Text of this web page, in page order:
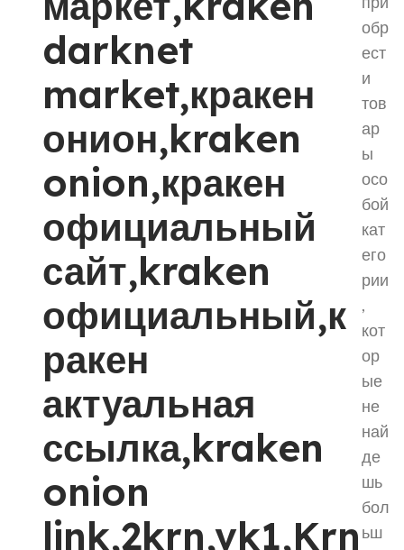
darknet
market,кракен
онион,kraken
onion,кракен
официальный
сайт,kraken
официальный,к
ракен
актуальная
ссылка,kraken
onion
link,2krn,vk1,Krn
обр
ест
и
тов
ар
ы
осо
бой
кат
его
рии
,
кот
ор
ые
не
най
де
шь
бол
ьш